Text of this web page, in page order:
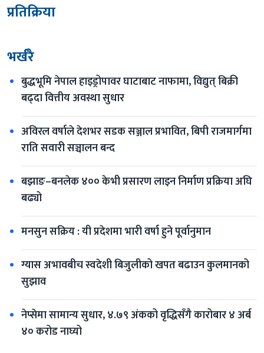
प्रतिक्रिया
भर्खरै
बुद्धभूमि नेपाल हाइड्रोपावर घाटाबाट नाफामा, विद्युत् बिक्री
बढ्दा वित्तीय अवस्था सुधार
अविरल वर्षाले देशभर सडक सञ्जाल प्रभावित, बिपी राजमार्गमा
राति सवारी सञ्चालन बन्द
बझाङ–बनलेक ४०० केभी प्रसारण लाइन निर्माण प्रक्रिया अघि
बढ्यो
मनसुन सक्रिय : यी प्रदेशमा भारी वर्षा हुने पूर्वानुमान
ग्यास अभावबीच स्वदेशी बिजुलीको खपत बढाउन कुलमानको
सुझाव
नेप्सेमा सामान्य सुधार, ४.७९ अंकको वृद्धिसँगै कारोबार ४ अर्ब
४० करोड नाघ्यो